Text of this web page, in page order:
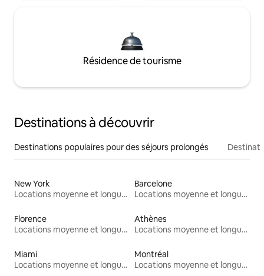
Résidence de tourisme
Destinations à découvrir
Destinations populaires pour des séjours prolongés
New York
Locations moyenne et longue durée
Barcelone
Locations moyenne et longue durée
Florence
Locations moyenne et longue durée
Athènes
Locations moyenne et longue durée
Miami
Locations moyenne et longue durée
Montréal
Locations moyenne et longue durée